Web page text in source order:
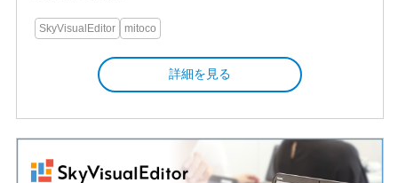
SkyVisualEditor mitoco
詳細を見る